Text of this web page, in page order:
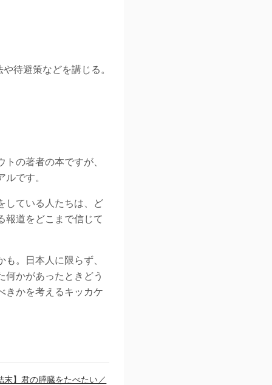
待避策などを講じる。
の著者の本ですが、
です。
している人たちは、ど
報道をどこまで信じて
。日本人に限らず、
何かがあったときどう
きかを考えるキッカケ
末】君の膵臓をたべたい／